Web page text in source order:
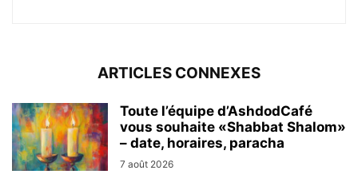
ARTICLES CONNEXES
Toute l’équipe d’AshdodCafé
vous souhaite «Shabbat Shalom»
– date, horaires, paracha
7 août 2026